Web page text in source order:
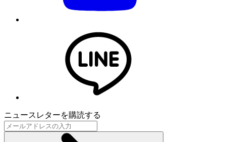
ニュースレターを購読する